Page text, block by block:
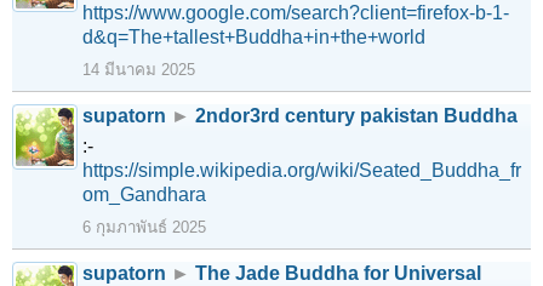
https://www.google.com/search?client=firefox-b-1-
d&q=The+tallest+Buddha+in+the+world
14 มีนาคม 2025
supatorn ► 2ndor3rd century pakistan Buddha
:-
https://simple.wikipedia.org/wiki/Seated_Buddha_fr
om_Gandhara
6 กุมภาพันธ์ 2025
supatorn ► The Jade Buddha for Universal